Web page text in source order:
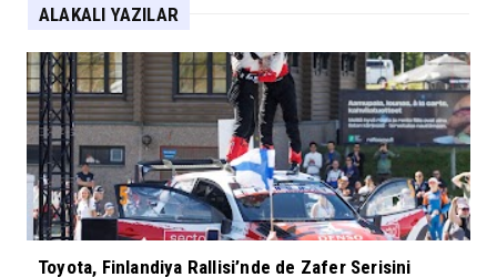
ALAKALI YAZILAR
Toyota, Finlandiya Rallisi’nde de Zafer Serisini